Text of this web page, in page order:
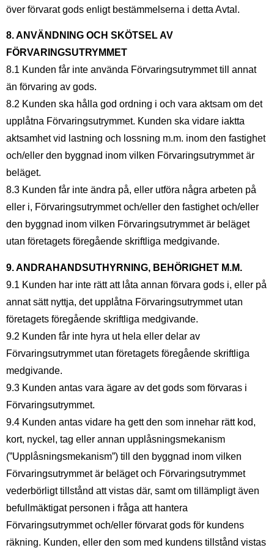
över förvarat gods enligt bestämmelserna i detta Avtal.
8. ANVÄNDNING OCH SKÖTSEL AV
FÖRVARINGSUTRYMMET
8.1 Kunden får inte använda Förvaringsutrymmet till annat
än förvaring av gods.
8.2 Kunden ska hålla god ordning i och vara aktsam om det
upplåtna Förvaringsutrymmet. Kunden ska vidare iaktta
aktsamhet vid lastning och lossning m.m. inom den fastighet
och/eller den byggnad inom vilken Förvaringsutrymmet är
beläget.
8.3 Kunden får inte ändra på, eller utföra några arbeten på
eller i, Förvaringsutrymmet och/eller den fastighet och/eller
den byggnad inom vilken Förvaringsutrymmet är beläget
utan företagets föregående skriftliga medgivande.
9. ANDRAHANDSUTHYRNING, BEHÖRIGHET M.M.
9.1 Kunden har inte rätt att låta annan förvara gods i, eller på
annat sätt nyttja, det upplåtna Förvaringsutrymmet utan
företagets föregående skriftliga medgivande.
9.2 Kunden får inte hyra ut hela eller delar av
Förvaringsutrymmet utan företagets föregående skriftliga
medgivande.
9.3 Kunden antas vara ägare av det gods som förvaras i
Förvaringsutrymmet.
9.4 Kunden antas vidare ha gett den som innehar rätt kod,
kort, nyckel, tag eller annan upplåsningsmekanism
(”Upplåsningsmekanism”) till den byggnad inom vilken
Förvaringsutrymmet är beläget och Förvaringsutrymmet
vederbörligt tillstånd att vistas där, samt om tillämpligt även
befullmäktigat personen i fråga att hantera
Förvaringsutrymmet och/eller förvarat gods för kundens
räkning. Kunden, eller den som med kundens tillstånd vistas